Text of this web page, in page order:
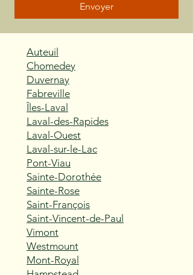
Envoyer
Auteuil
Chomedey
Duvernay
Fabreville
Îles-Laval
Laval-des-Rapides
Laval-Ouest
Laval-sur-le-Lac
Pont-Viau
Sainte-Dorothée
Sainte-Rose
Saint-François
Saint-Vincent-de-Paul
Vimont
Westmount
Mont-Royal